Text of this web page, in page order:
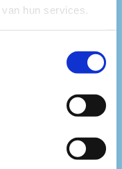
hun services.
met
blijven
staat